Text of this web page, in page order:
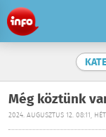
Még köztünk
2024. AUGUSZTUS 12. 08:11,